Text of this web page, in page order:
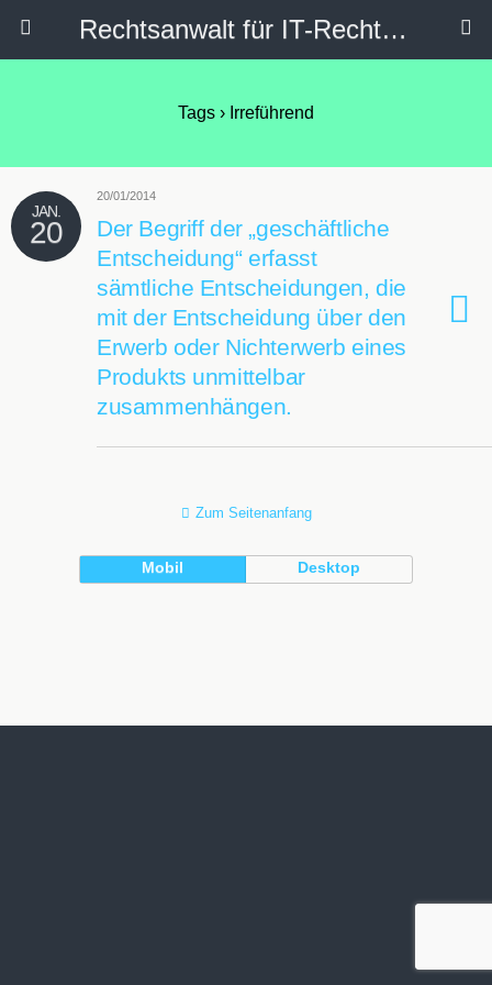
Rechtsanwalt für IT-Recht, Internetrecht, Datenschutz & Social Media
Tags › Irreführend
JAN.
20
20/01/2014
Der Begriff der „geschäftliche
Entscheidung“ erfasst
sämtliche Entscheidungen, die
mit der Entscheidung über den
Erwerb oder Nichterwerb eines
Produkts unmittelbar
zusammenhängen.
Zum Seitenanfang
Mobil Desktop